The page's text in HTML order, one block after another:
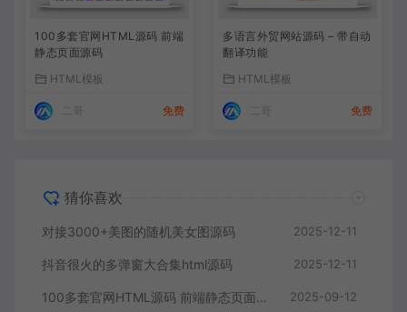
100多套官网HTML源码 前端
静态页面源码
HTML模板
免费
多语言外贸网站源码 – 带自动
翻译功能
HTML模板
免费
猜你喜欢
对接3000+美图的随机美女图源码 2025-12-11
抖音很火的多弹窗大合集html源码 2025-12-11
100多套官网HTML源码 前端静态页面源码 2025-09-12